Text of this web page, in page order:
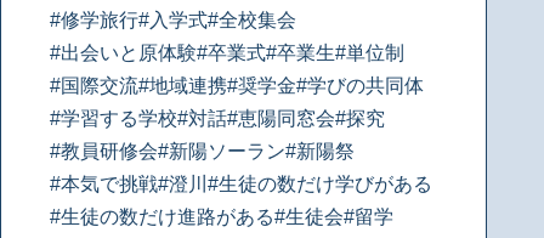
#修学旅行#入学式#全校集会
#出会いと原体験#卒業式#卒業生#単位制
#国際交流#地域連携#奨学金#学びの共同体
#学習する学校#対話#恵陽同窓会#探究
#教員研修会#新陽ソーラン#新陽祭
#本気で挑戦#澄川 #生徒の数だけ学びがある
#生徒の数だけ進路がある#生徒会#留学